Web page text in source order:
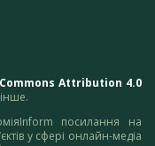
Attribution 4.0
посилання на
у сфері онлайн-медіа